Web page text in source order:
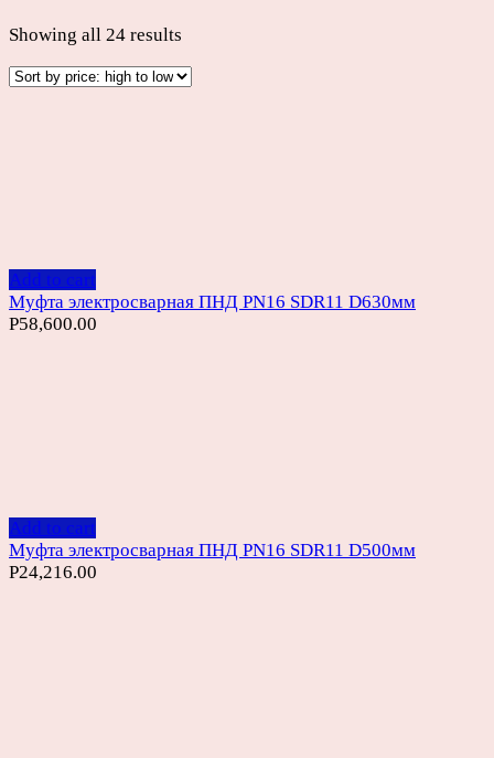
Showing all 24 results
Add to cart
Муфта электросварная ПНД PN16 SDR11 D630мм
Р58,600.00
Add to cart
Муфта электросварная ПНД PN16 SDR11 D500мм
Р24,216.00